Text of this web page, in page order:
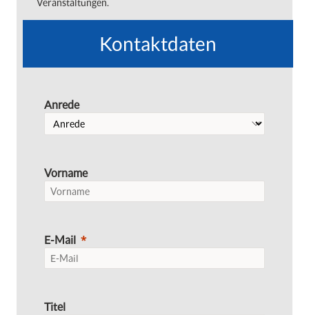
Kontaktdaten
Anrede
Vorname
E-Mail
Titel